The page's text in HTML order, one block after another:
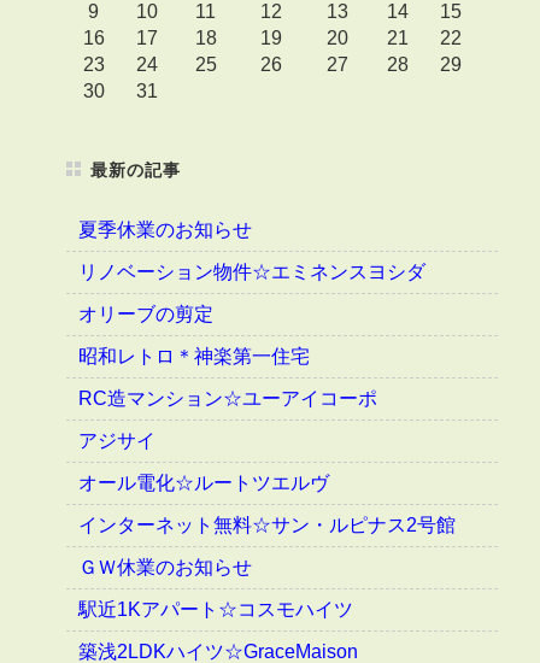
9
10 11 12 13 14
15
16
17 18 19 20 21
22
23
24 25 26 27 28
29
30
31
最新の記事
夏季休業のお知らせ
リノベーション物件☆エミネンスヨシダ
オリーブの剪定
昭和レトロ＊神楽第一住宅
RC造マンション☆ユーアイコーポ
アジサイ
オール電化☆ルートツエルヴ
インターネット無料☆サン・ルピナス2号館
ＧＷ休業のお知らせ
駅近1Kアパート☆コスモハイツ
築浅2LDKハイツ☆GraceMaison